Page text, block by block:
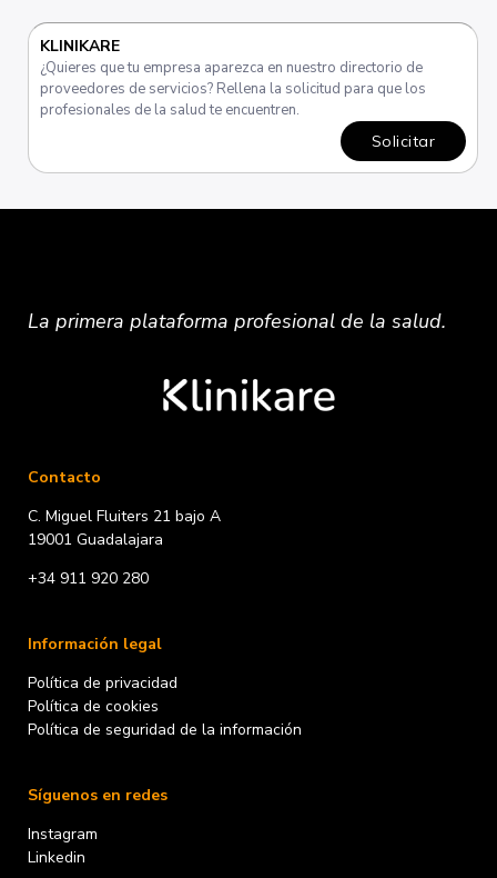
KLINIKARE
¿Quieres que tu empresa aparezca en nuestro directorio de
proveedores de servicios? Rellena la solicitud para que los
profesionales de la salud te encuentren.
Solicitar
La primera plataformaprofesionalde la salud.
Contacto
C. Miguel Fluiters 21 bajo A
19001 Guadalajara
+34 911 920 280
Información legal
Política de privacidad
Política de cookies
Política de seguridad de la información
Síguenos en redes
Instagram
Linkedin